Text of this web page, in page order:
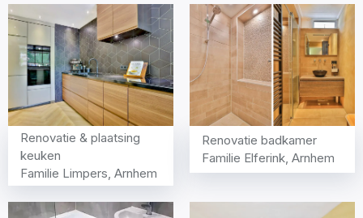
Renovatie & plaatsing
keuken
Familie Limpers, Arnhem
Renovatie badkamer
Familie Elferink, Arnhem